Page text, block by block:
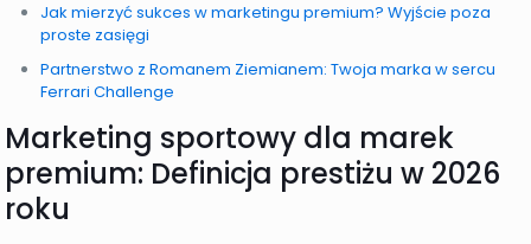
Jak mierzyć sukces w marketingu premium? Wyjście poza
proste zasięgi
Partnerstwo z Romanem Ziemianem: Twoja marka w sercu
Ferrari Challenge
Marketing sportowy dla marek
premium: Definicja prestiżu w 2026
roku